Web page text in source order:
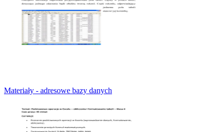
Materiały - adresowe bazy danych